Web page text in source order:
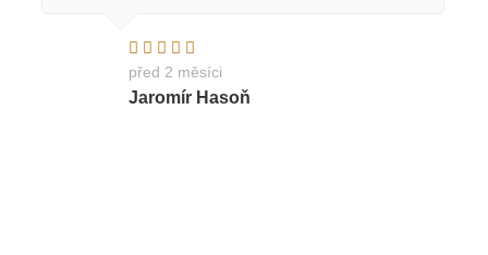
před 2 měsíci
Jaromír Hasoň